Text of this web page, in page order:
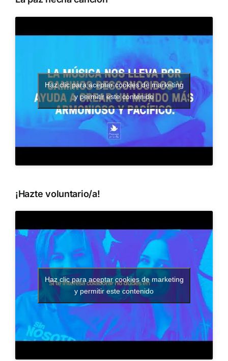
Haz clic para aceptar cookies de marketing
y permitir este contenido
¡Hazte voluntario/a!
Haz clic para aceptar cookies de marketing
y permitir este contenido